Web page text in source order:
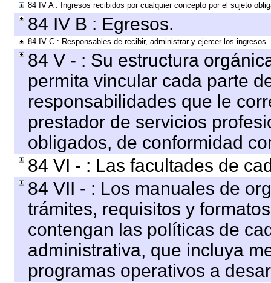
84 IV A : Ingresos recibidos por cualquier concepto por el sujeto
84 IV B : Egresos.
84 IV C : Responsables de recibir, administrar y ejercer los ingresos.
84 V - : Su estructura
permita vincular cada parte
responsabilidades que le
prestador de servicios
obligados, de conformidad
84 VI - : Las facultades de
84 VII - : Los manuales de
trámites, requisitos y
contengan las políticas de
administrativa, que incluya
programas operativos a